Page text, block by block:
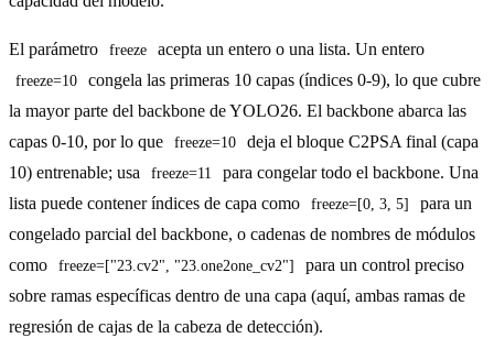
El parámetro freeze acepta un entero o una lista. Un entero
freeze=10
congela las primeras 10 capas (índices 0-9), lo que cubre
la mayor parte del backbone de YOLO26. El backbone abarca las
capas 0-10, por lo que
freeze=10
deja el bloque C2PSA final (capa
10) entrenable; usa
freeze=11
para congelar todo el backbone. Una
lista puede contener índices de capa como
freeze=[0, 3, 5]
para un
congelado parcial del backbone, o cadenas de nombres de módulos
como
freeze=["23.cv2", "23.one2one_cv2"]
para un control preciso
sobre ramas específicas dentro de una capa (aquí, ambas ramas de
regresión de cajas de la cabeza de detección).